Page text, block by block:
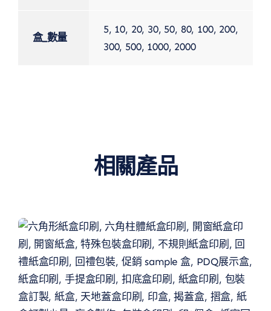
盒_數量
5, 10, 20, 30, 50, 80, 100, 200,
300, 500, 1000, 2000
相關產品